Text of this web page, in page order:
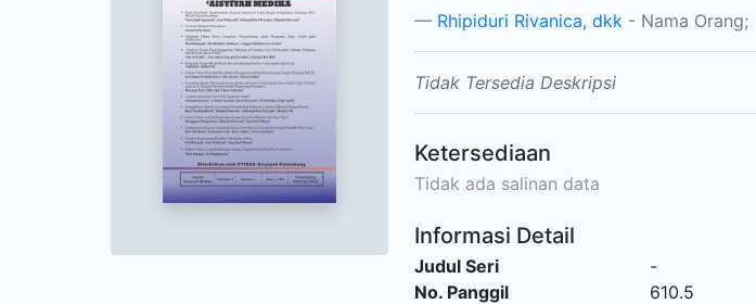
Rhipiduri Rivanica, dkk - Nama Orang;
Tidak Tersedia Deskripsi
Ketersediaan
Tidak ada salinan data
Informasi Detail
Judul Seri
-
No. Panggil
610.5